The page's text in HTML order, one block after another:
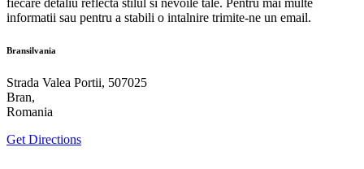
informatii sau pentru a stabili o intalnire trimite-ne un email.
Bransilvania
Strada Valea Portii, 507025
Bran,
Romania
Get Directions